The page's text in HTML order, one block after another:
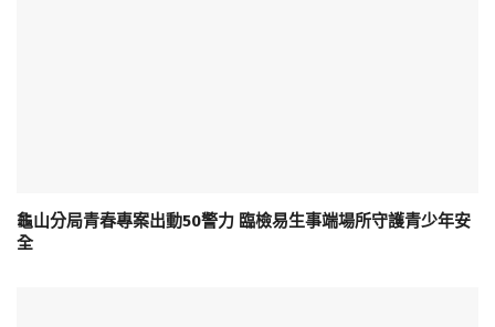
龜山分局青春專案出動50警力 臨檢易生事端場所守護青少年安
全